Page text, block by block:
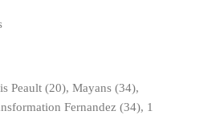
s Peault (20), Mayans (34),
Fernandez (34), 1